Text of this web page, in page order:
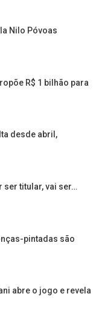
Nilo Póvoas
R$ 1 bilhão para
desde abril,
ser titular, vai ser…
pintadas são
abre o jogo e revela